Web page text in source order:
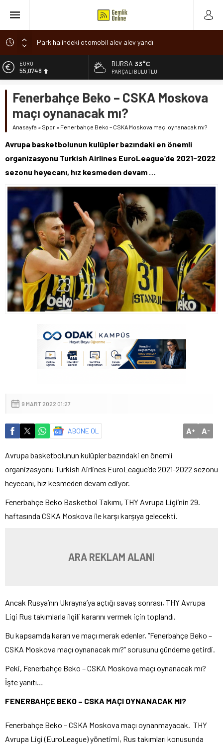
Park halindeki otomobil alev alev yandı
Osmangazi’de baharın müjdesi ‘Hıdırellez’ coşkuyla kutlandı
7 aylık hamileyken evden çıktı, sırra kadem bastı
Romanya’da Hıdırellez Coşkusu
ALTIN
6.623,43
13.785,25
DOLAR
47,7048
55,0748
BURSA 33°C
PARÇALI BULUTLU
Fenerbahçe Beko – CSKA Moskova
maçı oynanacak mı?
Anasayfa » Spor » Fenerbahçe Beko – CSKA Moskova maçı oynanacak mı?
Avrupa basketbolunun kulüpler bazındaki en önemli
organizasyonu Turkish Airlines EuroLeague’de 2021-2022
sezonu heyecanı, hız kesmeden devam …
9 MART 2022 01:27
ABONE OL A+ A-
Avrupa basketbolunun kulüpler bazındaki en önemli
organizasyonu Turkish Airlines EuroLeague’de 2021-2022 sezonu
heyecanı, hız kesmeden devam ediyor.
Fenerbahçe Beko Basketbol Takımı, THY Avrupa Ligi’nin 29.
haftasında CSKA Moskova ile karşı karşıya gelecekti.
ARA REKLAM ALANI
Ancak Rusya’nın Ukrayna’ya açtığı savaş sonrası, THY Avrupa
Ligi Rus takımlarla ilgili kararını vermek için toplandı.
Bu kapsamda kararı ve maçı merak edenler, “Fenerbahçe Beko –
CSKA Moskova maçı oynanacak mı?” sorusunu gündeme getirdi.
Peki, Fenerbahçe Beko – CSKA Moskova maçı oynanacak mı?
İşte yanıtı…
FENERBAHÇE BEKO – CSKA MAÇI OYNANACAK MI?
Fenerbahçe Beko – CSKA Moskova maçı oynanmayacak. THY
Avrupa Ligi (EuroLeague) yönetimi, Rus takımları konusunda